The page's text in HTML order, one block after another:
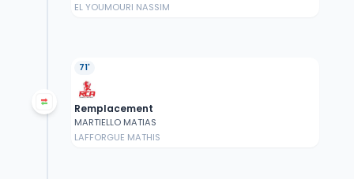
EL YOUMOURI NASSIM
71'
Remplacement
MARTIELLO MATIAS
LAFFORGUE MATHIS